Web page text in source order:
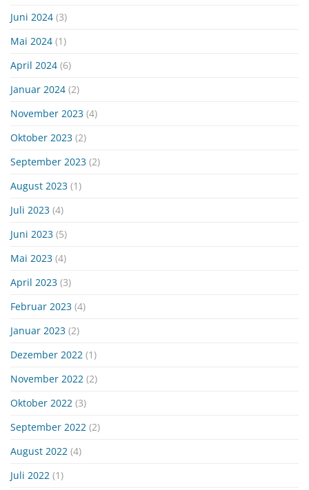
Juni 2024 (3)
Mai 2024 (1)
April 2024 (6)
Januar 2024 (2)
November 2023 (4)
Oktober 2023 (2)
September 2023 (2)
August 2023 (1)
Juli 2023 (4)
Juni 2023 (5)
Mai 2023 (4)
April 2023 (3)
Februar 2023 (4)
Januar 2023 (2)
Dezember 2022 (1)
November 2022 (2)
Oktober 2022 (3)
September 2022 (2)
August 2022 (4)
Juli 2022 (1)